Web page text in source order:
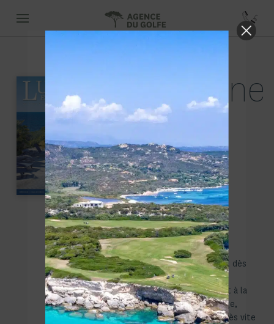
Nº 1
Magazine
Luxury
Estate
2011-
2012
Forte de près de 20 ans
d’expérience, l’Agence
Immobilière du Golfe s’est dès
l’origine exclusivement
consacrée à la location et à la
vente de biens de prestige,
secteur dont elle s’est très vite